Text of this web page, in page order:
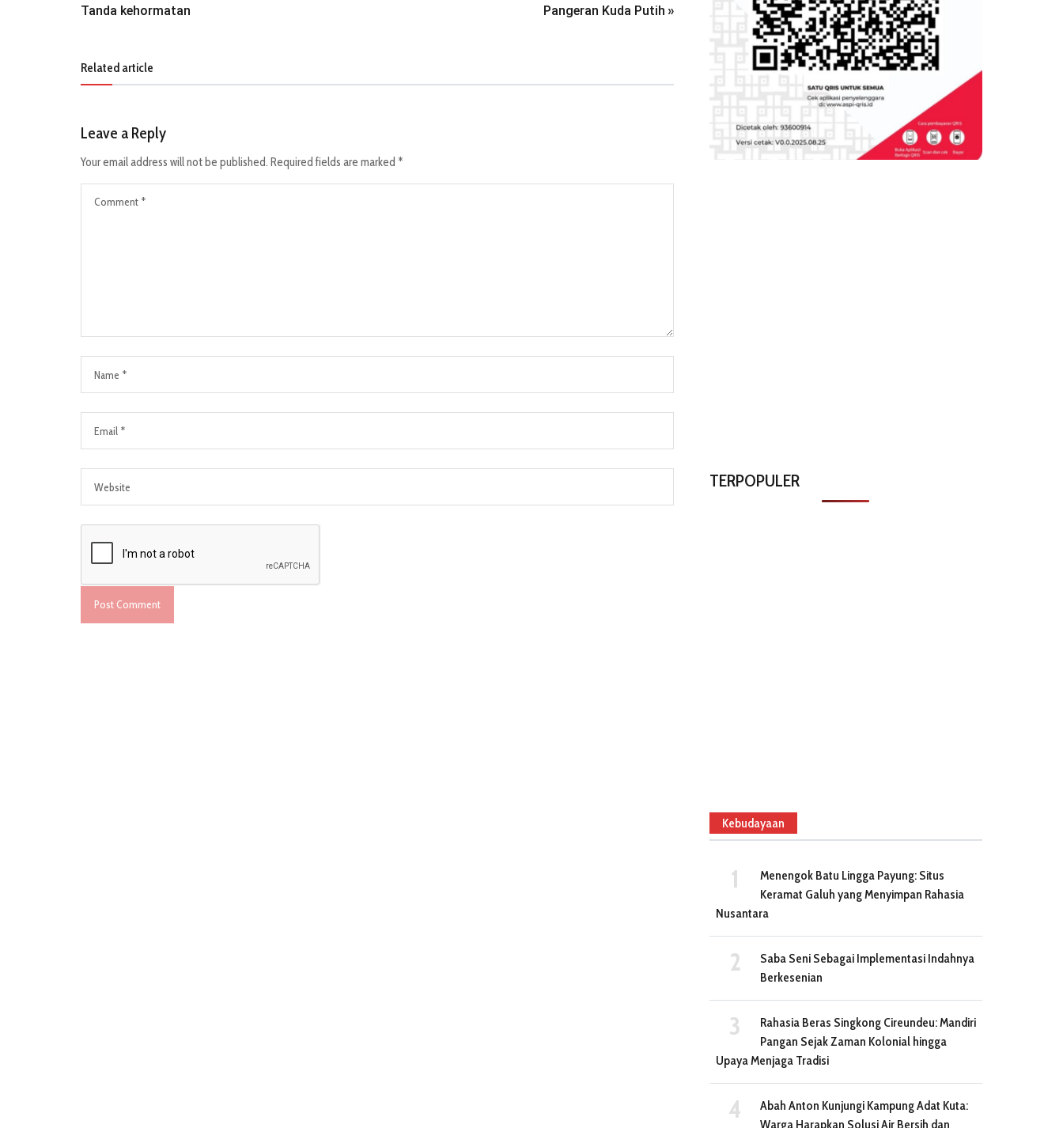
Tanda kehormatan
Pangeran Kuda Putih »
Related article
Leave a Reply
Your email address will not be published. Required fields are marked *
TERPOPULER
Kebudayaan
Menengok Batu Lingga Payung: Situs
Keramat Galuh yang Menyimpan Rahasia
Nusantara
Saba Seni Sebagai Implementasi Indahnya
Berkesenian
Rahasia Beras Singkong Cireundeu: Mandiri
Pangan Sejak Zaman Kolonial hingga
Upaya Menjaga Tradisi
Abah Anton Kunjungi Kampung Adat Kuta:
Warga Harapkan Solusi Air Bersih dan